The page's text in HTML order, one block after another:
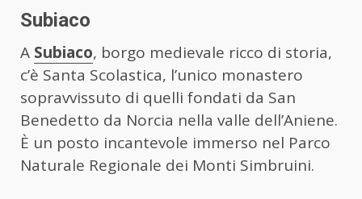
Subiaco
A Subiaco, borgo medievale ricco di storia,
c’è Santa Scolastica, l’unico monastero
sopravvissuto di quelli fondati da San
Benedetto da Norcia nella valle dell’Aniene.
È un posto incantevole immerso nel Parco
Naturale Regionale dei Monti Simbruini.